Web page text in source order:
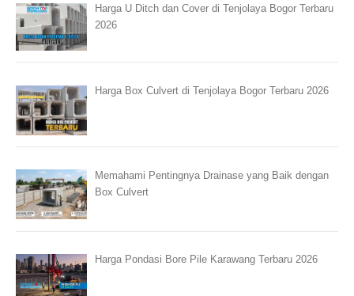
Harga U Ditch dan Cover di Tenjolaya Bogor Terbaru
2026
Harga Box Culvert di Tenjolaya Bogor Terbaru 2026
Memahami Pentingnya Drainase yang Baik dengan
Box Culvert
Harga Pondasi Bore Pile Karawang Terbaru 2026